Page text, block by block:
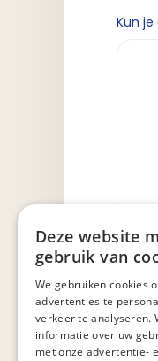
Kun
Wil je
Ik
Deze website
gebruik van
We gebruiken cookies
advertenties te
verkeer te analyseren.
informatie over uw
met onze advertentie-